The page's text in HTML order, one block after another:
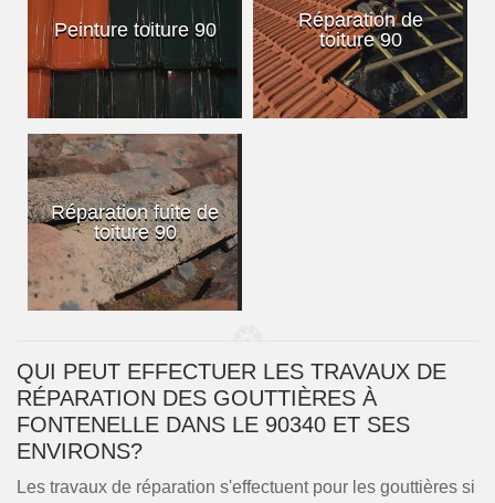
Peinture toiture 90
Réparation de
toiture 90
Réparation fuite de
toiture 90
QUI PEUT EFFECTUER LES TRAVAUX DE
RÉPARATION DES GOUTTIÈRES À
FONTENELLE DANS LE 90340 ET SES
ENVIRONS?
Les travaux de réparation s'effectuent pour les gouttières si